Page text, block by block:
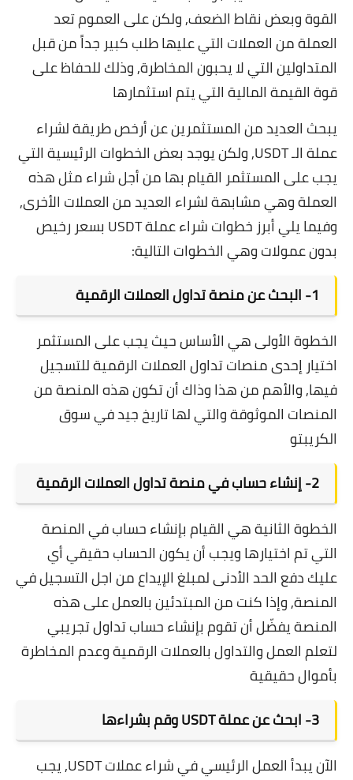
القوة وبعض نقاط الضعف, ولكن على العموم تعد
العملة من العملات التي عليها طلب كبير جداً من قبل
المتداولين التي لا يحبون المخاطرة, وذلك للحفاظ على
قوة القيمة المالية التي يتم استثمارها
يبحث العديد من المستثمرين عن أرخص طريقة لشراء
عملة الـ USDT, ولكن يوجد بعض الخطوات الرئيسية التي
يجب على المستثمر القيام بها من أجل شراء مثل هذه
العملة وهي مشابهة لشراء العديد من العملات الأخرى,
وفيما يلي أبرز خطواتشراء عملة USDT
بسعر رخيص
بدون عمولات وهي الخطوات التالية:
1- البحث عن منصة تداول العملات الرقمية
الخطوة الأولى هي الأساس حيث يجب على المستثمر
اختيار إحدىمنصات تداول العملات الرقميةللتسجيل
فيها, والأهم من هذا وذاك أن تكون هذه المنصة من
المنصات الموثوقة والتي لها تاريخ جيد فيسوق
الكريبتو
2- إنشاء حساب في منصة تداول العملات الرقمية
الخطوة الثانية هي القيام بإنشاء حساب في المنصة
التي تم اختيارها ويجب أن يكون الحساب حقيقي أي
عليك دفع الحد الأدنى لمبلغ الإيداع من اجل التسجيل في
المنصة, وإذا كنت من المبتدئين بالعمل على هذه
المنصة يفضّل أن تقوم بإنشاءحساب تداول تجريبي
لتعلم العمل والتداول بالعملات الرقمية وعدم المخاطرة
بأموال حقيقية
3- ابحث عن عملة USDT وقم بشراءها
الآن يبدأ العمل الرئيسي في شراء عملات USDT, يجب